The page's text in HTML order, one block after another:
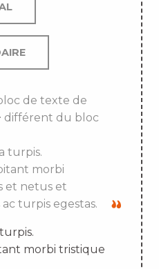
de texte de
différent du bloc
turpis.
morbi
et netus et
turpis egestas.
morbi tristique